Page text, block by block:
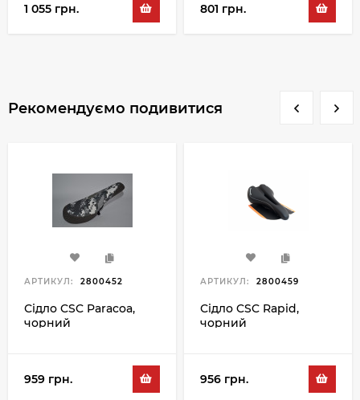
1 055 грн.
801 грн.
Рекомендуємо подивитися
АРТИКУЛ: 2800452
Сідло CSC Paracoa,
чорний
959 грн.
АРТИКУЛ: 2800459
Сідло CSC Rapid,
чорний
956 грн.